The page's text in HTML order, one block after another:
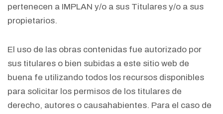
pertenecen a IMPLAN y/o a sus Titulares y/o a sus
propietarios.
El uso de las obras contenidas fue autorizado por
sus titulares o bien subidas a este sitio web de
buena fe utilizando todos los recursos disponibles
para solicitar los permisos de los titulares de
derecho, autores o causahabientes. Para el caso de